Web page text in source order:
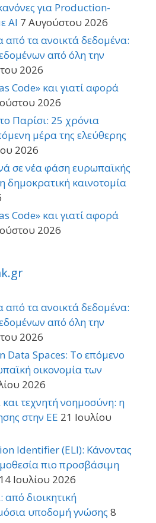
για Production-
AI 7 Αυγούστου 2026
από τα ανοικτά δεδομένα:
από όλη την
2026
Code» και γιατί αφορά
2026
Παρίσι: 25 χρόνια
μέρα της ελεύθερης
2026
σε νέα φάση ευρωπαϊκής
δημοκρατική καινοτομία
Code» και γιατί αφορά
2026
από τα ανοικτά δεδομένα:
από όλη την
2026
Data Spaces: Το επόμενο
οικονομία των
2026
τεχνητή νοημοσύνη: η
στην ΕΕ 21 Ιουλίου
Identifier (ELI): Κάνοντας
πιο προσβάσιμη
14 Ιουλίου 2026
διοικητική
υποδομή γνώσης 8